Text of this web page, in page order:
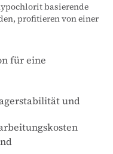
basierende
profitieren von einer
für eine
und